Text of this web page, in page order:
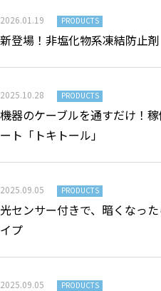
2026.01.19 PRODUCTS
新登場！非塩化物系凍結防止剤
2025.10.28 PRODUCTS
機器のケーブルを通すだけ！
ート「トキトール」
2025.09.05 PRODUCTS
光センサー付きで、暗くなっ
イプ
2025.09.05 PRODUCTS